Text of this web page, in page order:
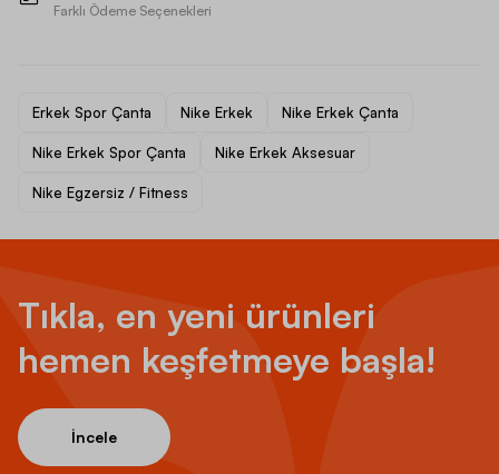
Farklı Ödeme Seçenekleri
Erkek Spor Çanta Nike Erkek Nike Erkek Çanta
Nike Erkek Spor Çanta Nike Erkek Aksesuar
Nike Egzersiz / Fitness
Tıkla, en yeni ürünleri
hemen keşfetmeye başla!
İncele